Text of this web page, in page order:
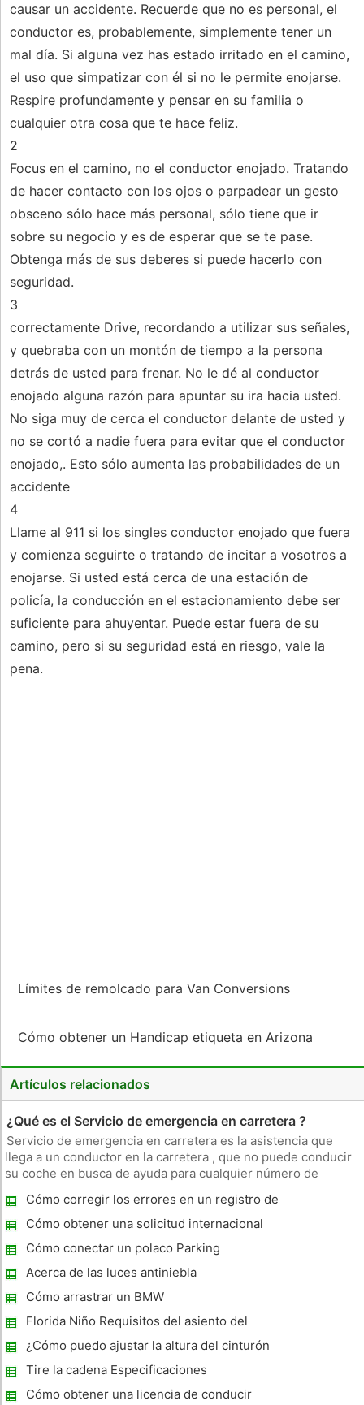
causar un accidente. Recuerde que no es personal, el
conductor es, probablemente, simplemente tener un
mal día. Si alguna vez has estado irritado en el camino,
el uso que simpatizar con él si no le permite enojarse.
Respire profundamente y pensar en su familia o
cualquier otra cosa que te hace feliz.
2
Focus en el camino, no el conductor enojado. Tratando
de hacer contacto con los ojos o parpadear un gesto
obsceno sólo hace más personal, sólo tiene que ir
sobre su negocio y es de esperar que se te pase.
Obtenga más de sus deberes si puede hacerlo con
seguridad.
3
correctamente Drive, recordando a utilizar sus señales,
y quebraba con un montón de tiempo a la persona
detrás de usted para frenar. No le dé al conductor
enojado alguna razón para apuntar su ira hacia usted.
No siga muy de cerca el conductor delante de usted y
no se cortó a nadie fuera para evitar que el conductor
enojado,. Esto sólo aumenta las probabilidades de un
accidente
4
Llame al 911 si los singles conductor enojado que fuera
y comienza seguirte o tratando de incitar a vosotros a
enojarse. Si usted está cerca de una estación de
policía, la conducción en el estacionamiento debe ser
suficiente para ahuyentar. Puede estar fuera de su
camino, pero si su seguridad está en riesgo, vale la
pena.
Límites de remolcado para Van Conversions
Cómo obtener un Handicap etiqueta en Arizona
Artículos relacionados
¿Qué es el Servicio de emergencia en carretera ?
Servicio de emergencia en carretera es la asistencia que
llega a un conductor en la carretera , que no puede conducir
su coche en busca de ayuda para cualquier número de
asistencia o la incluyen en los contratos de seguros o de un
vehículo -
Cómo corregir los errores en un registro de
conducir de California
Cómo obtener una solicitud internacional
de licencia de conducción
Cómo conectar un polaco Parking
Acerca de las luces antiniebla
Cómo arrastrar un BMW
Florida Niño Requisitos del asiento del
coche
¿Cómo puedo ajustar la altura del cinturón
de seguridad en un Subaru Forester?
Tire la cadena Especificaciones
Cómo obtener una licencia de conducir